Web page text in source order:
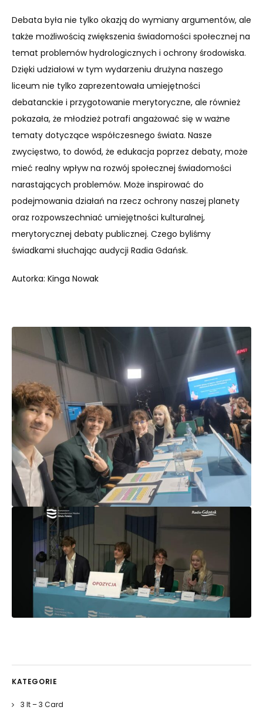
Debata była nie tylko okazją do wymiany argumentów, ale
także możliwością zwiększenia świadomości społecznej na
temat problemów hydrologicznych i ochrony środowiska.
Dzięki udziałowi w tym wydarzeniu drużyna naszego
liceum nie tylko zaprezentowała umiejętności
debatanckie i przygotowanie merytoryczne, ale również
pokazała, że młodzież potrafi angażować się w ważne
tematy dotyczące współczesnego świata. Nasze
zwycięstwo, to dowód, że edukacja poprzez debaty, może
mieć realny wpływ na rozwój społecznej świadomości
narastających problemów. Może inspirować do
podejmowania działań na rzecz ochrony naszej planety
oraz rozpowszechniać umiejętności kulturalnej,
merytorycznej debaty publicznej. Czego byliśmy
świadkami słuchając audycji Radia Gdańsk.
Autorka: Kinga Nowak
KATEGORIE
3 It – 3 Card